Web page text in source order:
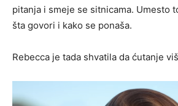
pitanja i smeje se sitnicama. Umesto
šta govori i kako se ponaša.
Rebecca je tada shvatila da ćutanje